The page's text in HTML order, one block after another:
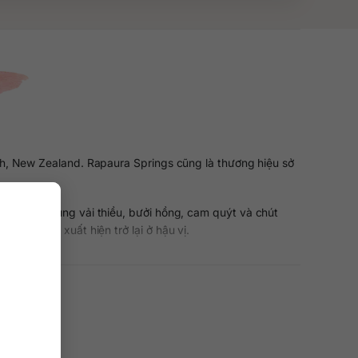
New Zealand. Rapaura Springs cũng là thương hiệu sở
kết hợp cùng vải thiều, bưởi hồng, cam quýt và chút
cây tươi xuất hiện trở lại ở hậu vị.